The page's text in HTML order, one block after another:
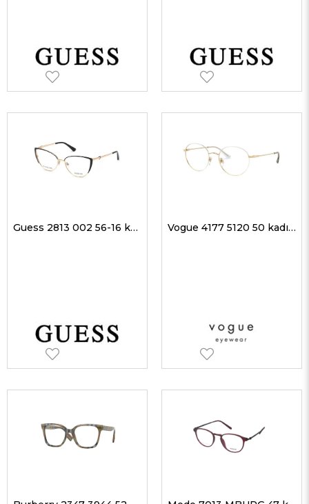
Guess 2813 002 56-16 kadın Optik Gözlükler Vogue 4177 5120 50 kadın Optik Gözlükler